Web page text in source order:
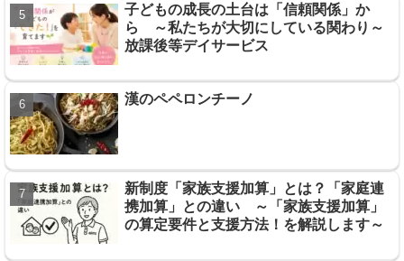
子どもの成長の土台は「信頼関係」か
ら ～私たちが大切にしている関わり～
放課後等デイサービス
漢のペペロンチーノ
新制度「家族支援加算」とは？「家庭連
携加算」との違い ～「家族支援加算」
の算定要件と支援方法！を解説します～